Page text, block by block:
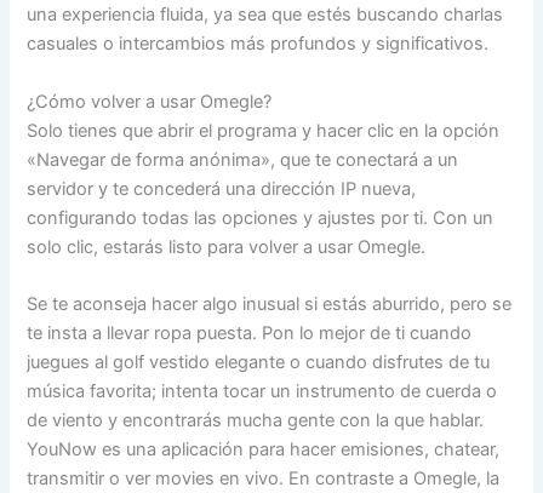
una experiencia fluida, ya sea que estés buscando charlas
casuales o intercambios más profundos y significativos.
¿Cómo volver a usar Omegle?
Solo tienes que abrir el programa y hacer clic en la opción
«Navegar de forma anónima», que te conectará a un
servidor y te concederá una dirección IP nueva,
configurando todas las opciones y ajustes por ti. Con un
solo clic, estarás listo para volver a usar Omegle.
Se te aconseja hacer algo inusual si estás aburrido, pero se
te insta a llevar ropa puesta. Pon lo mejor de ti cuando
juegues al golf vestido elegante o cuando disfrutes de tu
música favorita; intenta tocar un instrumento de cuerda o
de viento y encontrarás mucha gente con la que hablar.
YouNow es una aplicación para hacer emisiones, chatear,
transmitir o ver movies en vivo. En contraste a Omegle, la